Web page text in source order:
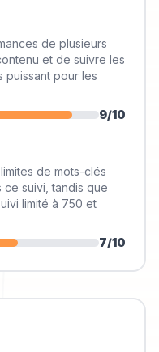
de plusieurs
et de suivre les
puissant pour les
9/10
de mots-clés
suivi, tandis que
limité à 750 et
7/10